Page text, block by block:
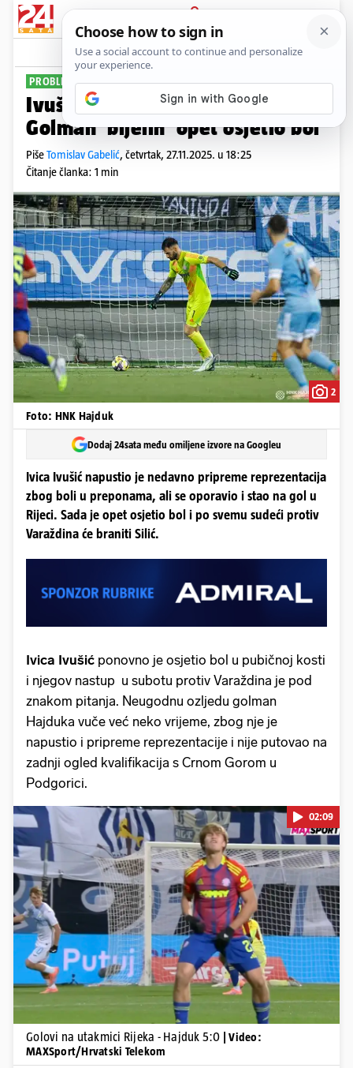
PRIJAVA
Sport Komentari
PROBLEMI ZA HAJDUK
Ivušić prepušta mjesto Siliću?
Golman 'bijelih' opet osjetio bol
PišeTomislav Gabelić, četvrtak, 27.11.2025. u 18:25
Čitanje članka: 1 min
2
Foto: HNK Hajduk
Dodaj 24sata među omiljene izvore na Googleu
Ivica Ivušić napustio je nedavno pripreme reprezentacija
zbog boli u preponama, ali se oporavio i stao na gol u
Rijeci. Sada je opet osjetio bol i po svemu sudeći protiv
Varaždina će braniti Silić.
Ivica Ivušić ponovno je osjetio bol u pubičnoj kosti
i njegov nastup u subotu protiv Varaždina je pod
znakom pitanja. Neugodnu ozljedu golman
Hajduka vuče već neko vrijeme, zbog nje je
napustio i pripreme reprezentacije i nije putovao na
zadnji ogled kvalifikacija s Crnom Gorom u
Podgorici.
Pokretanje videa...
02:09
Golovi na utakmici Rijeka - Hajduk 5:0
| Video:
MAXSport/Hrvatski Telekom